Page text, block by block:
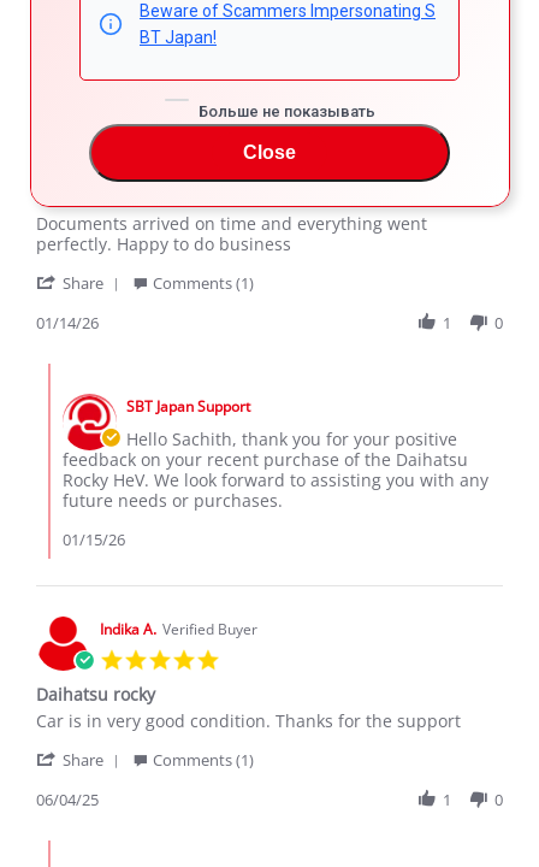
Beware of Scammers Impersonating S
BT Japan!
Больше не показывать
Close
4 Reviews
Sachith K. Verified Buyer
star
Daihatsu Rocky HeV
Review
by
K.
14
2026
review
stating
Rocky
Documents arrived on time and everything went
perfectly. Happy to do business
Share
on
Jan
2026
Comments (1)
01/14/26
1 0
Store
Owner
on
Review
by
K.
on
2026
SBT Japan Support
Hello Sachith, thank you for your positive
feedback on your recent purchase of the Daihatsu
Rocky HeV. We look forward to assisting you with any
future needs or purchases.
01/15/26
Indika A. Verified Buyer
Daihatsu rocky
Review
Indika
on
Jun
review
Daihatsu
Car is in very good condition. Thanks for the support
Share
Comments (1)
06/04/25
1 0